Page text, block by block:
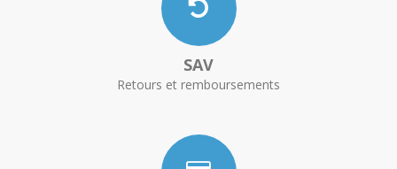
SAV
Retours et remboursements